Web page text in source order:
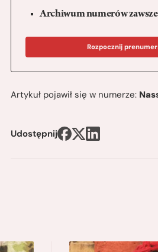
Archiwum numerów
Rozpocznij
Artykuł pojawił się w numerze:
Udostępnij